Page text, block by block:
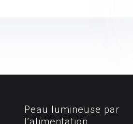
Peau lumineuse par